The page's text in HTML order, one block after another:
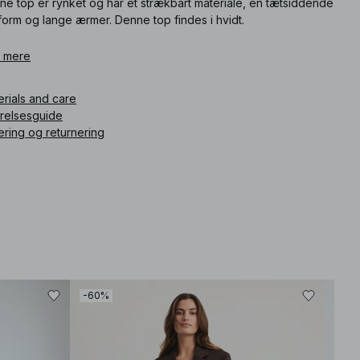
og lange ærmer. Denne top findes i hvidt.
and care
og returnering
-60%